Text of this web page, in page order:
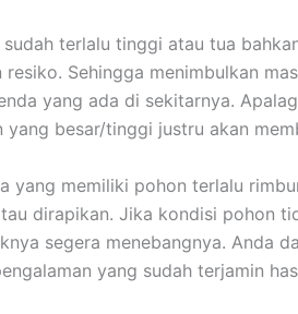
terlalu tinggi atau tua
resiko. Sehingga menimbulkan
yang ada di sekitarnya.
yang besar/tinggi justru akan
yang memiliki pohon terlalu
dirapikan. Jika kondisi pohon
segera menebangnya. Anda
yang sudah terjamin